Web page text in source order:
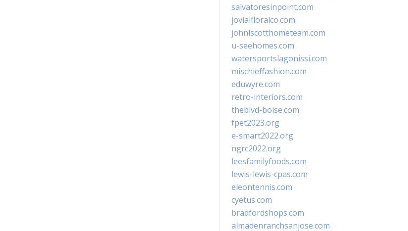
salvatoresinpoint.com
jovialfloralco.com
johnlscotthometeam.com
u-seehomes.com
watersportslagonissi.com
mischieffashion.com
eduwyre.com
retro-interiors.com
theblvd-boise.com
fpet2023.org
e-smart2022.org
ngrc2022.org
leesfamilyfoods.com
lewis-lewis-cpas.com
eleontennis.com
cyetus.com
bradfordshops.com
almadenranchsanjose.com